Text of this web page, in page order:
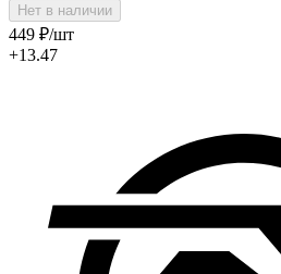
Нет в наличии
449 ₽/шт
+13.47